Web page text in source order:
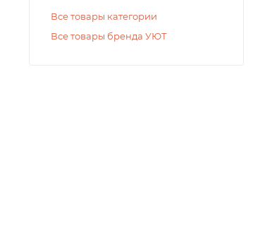
Все товары категории
Все товары бренда УЮТ